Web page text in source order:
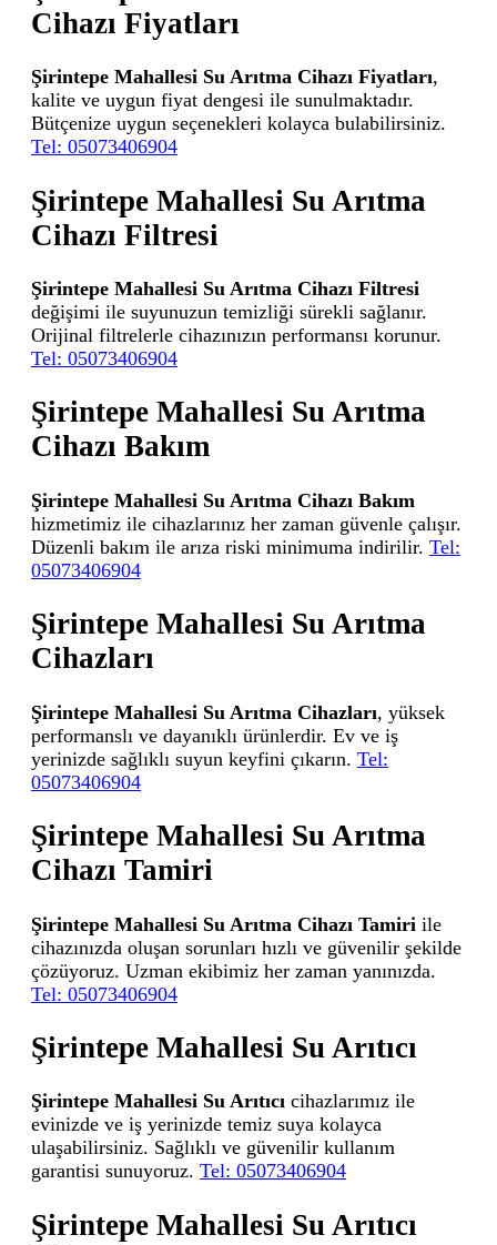
Cihazı Fiyatları
Şirintepe Mahallesi Su Arıtma Cihazı Fiyatları,
kalite ve uygun fiyat dengesi ile sunulmaktadır.
Bütçenize uygun seçenekleri kolayca bulabilirsiniz.
Tel: 05073406904
Şirintepe Mahallesi Su Arıtma
Cihazı Filtresi
Şirintepe Mahallesi Su Arıtma Cihazı Filtresi
değişimi ile suyunuzun temizliği sürekli sağlanır.
Orijinal filtrelerle cihazınızın performansı korunur.
Tel: 05073406904
Şirintepe Mahallesi Su Arıtma
Cihazı Bakım
Şirintepe Mahallesi Su Arıtma Cihazı Bakım
hizmetimiz ile cihazlarınız her zaman güvenle çalışır.
Düzenli bakım ile arıza riski minimuma indirilir. Tel:
05073406904
Şirintepe Mahallesi Su Arıtma
Cihazları
Şirintepe Mahallesi Su Arıtma Cihazları, yüksek
performanslı ve dayanıklı ürünlerdir. Ev ve iş
yerinizde sağlıklı suyun keyfini çıkarın. Tel:
05073406904
Şirintepe Mahallesi Su Arıtma
Cihazı Tamiri
Şirintepe Mahallesi Su Arıtma Cihazı Tamiri ile
cihazınızda oluşan sorunları hızlı ve güvenilir şekilde
çözüyoruz. Uzman ekibimiz her zaman yanınızda.
Tel: 05073406904
Şirintepe Mahallesi Su Arıtıcı
Şirintepe Mahallesi Su Arıtıcı cihazlarımız ile
evinizde ve iş yerinizde temiz suya kolayca
ulaşabilirsiniz. Sağlıklı ve güvenilir kullanım
garantisi sunuyoruz. Tel: 05073406904
Şirintepe Mahallesi Su Arıtıcı